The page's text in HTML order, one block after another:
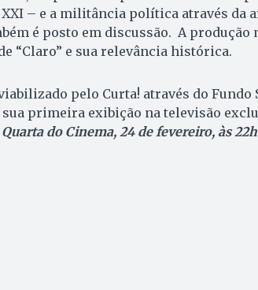
XXI – e a militância política através da
é posto em discussão. A produção
“Claro” e sua relevância histórica.
pelo Curta! através do
sua primeira exibição na televisão
do Cinema, 24 de fevereiro, às